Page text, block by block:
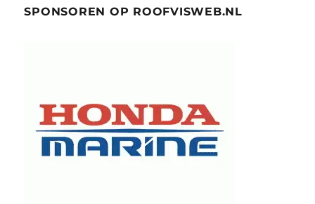
SPONSOREN OP ROOFVISWEB.NL